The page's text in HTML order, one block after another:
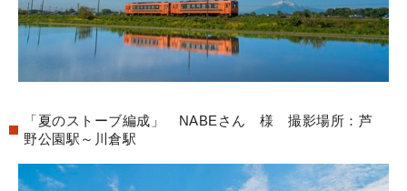
「夏のストーブ編成」 NABEさん 様 撮影場所：芦
野公園駅～川倉駅